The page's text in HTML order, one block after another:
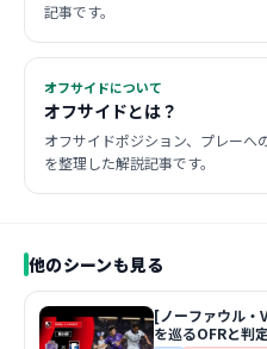
記事です。
オフサイドについて
オフサイドとは？
オフサイドポジション、プレーへ
を整理した解説記事です。
他のシーンも見る
[ノーファウル・
を巡るOFRと判